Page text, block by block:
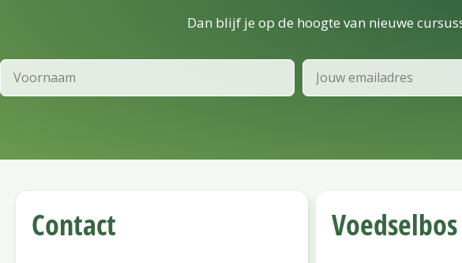
Dan blijf je op de hoogte van nieuwe
Voornaam Email
Contact